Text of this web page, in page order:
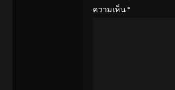
ความเห็น*